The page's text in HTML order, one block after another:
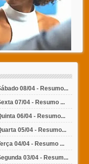
08/04 - Resumo...
07/04 - Resumo ...
06/04 - Resumo...
05/04 - Resumo...
04/04 - Resumo ...
03/04 - Resum...